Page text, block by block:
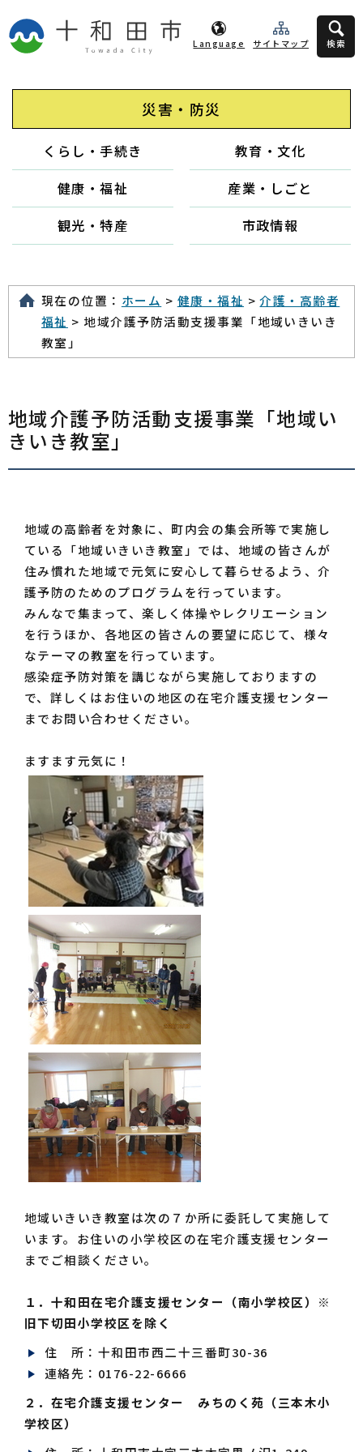
Language サイトマップ 検索
災害・防災
くらし・手続き
教育・文化
健康・福祉
産業・しごと
観光・特産
市政情報
現在の位置： ホーム > 健康・福祉 >介護・高齢者
福祉 > 地域介護予防活動支援事業「地域いきいき
教室」
地域介護予防活動支援事業「地域い
きいき教室」
地域の高齢者を対象に、町内会の集会所等で実施し
ている「地域いきいき教室」では、地域の皆さんが
住み慣れた地域で元気に安心して暮らせるよう、介
護予防のためのプログラムを行っています。
みんなで集まって、楽しく体操やレクリエーション
を行うほか、各地区の皆さんの要望に応じて、様々
なテーマの教室を行っています。
感染症予防対策を講じながら実施しておりますの
で、詳しくはお住いの地区の在宅介護支援センター
までお問い合わせください。
ますます元気に！
地域いきいき教室は次の７か所に委託して実施して
います。お住いの小学校区の在宅介護支援センター
までご相談ください。
１．十和田在宅介護支援センター（南小学校区）※
旧下切田小学校区を除く
住 所：十和田市西二十三番町30-36
連絡先：0176-22-6666
２．在宅介護支援センター みちのく苑（三本木小
学校区）